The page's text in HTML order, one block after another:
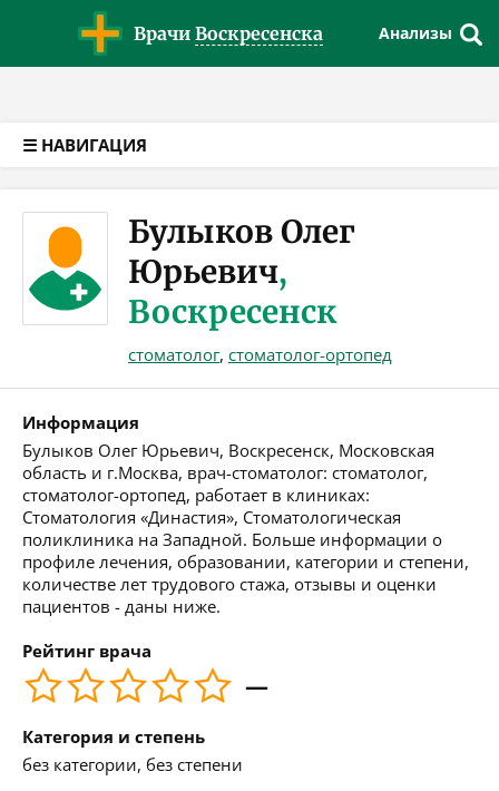
Врачи Воскресенска Анализы
☰ НАВИГАЦИЯ
Булыков Олег
Юрьевич,
Воскресенск
стоматолог, стоматолог-ортопед
Информация
Булыков Олег Юрьевич, Воскресенск, Московская
область и г.Москва, врач-стоматолог: стоматолог,
стоматолог-ортопед, работает в клиниках:
Стоматология «Династия», Стоматологическая
поликлиника на Западной. Больше информации о
профиле лечения, образовании, категории и степени,
количестве лет трудового стажа, отзывы и оценки
пациентов - даны ниже.
Рейтинг врача
—
Категория и степень
без категории, без степени